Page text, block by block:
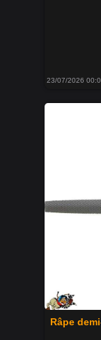
23/07/2026
Râpe